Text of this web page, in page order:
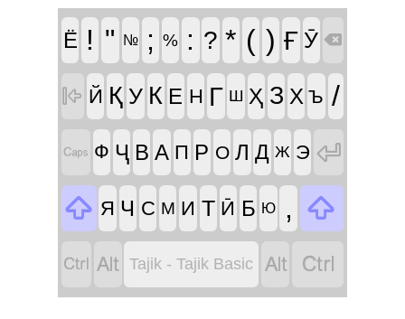
Ё ! " № ; % : ? * ( ) Ғ Ӯ 
 Й Қ У К Е Н Г Ш Ҳ З Х Ъ /
 Ф Ҷ В А П Р О Л Д Ж Э 
 Я Ч С М И Т Ӣ Б Ю , 
  Tajik - Tajik Basic  